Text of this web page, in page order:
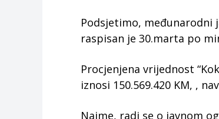
Podsjetimo, međunarodni
raspisan je 30.marta po
Procjenjena vrijednost
iznosi 150.569.420 KM, ,
Naime, radi se o javnom